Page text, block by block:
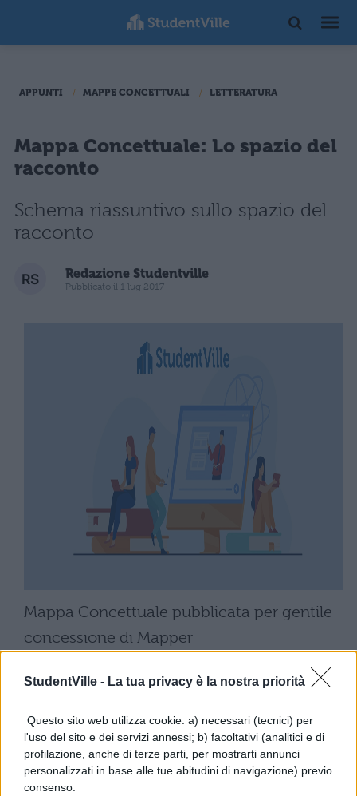
StudentVille - La tua privacy è la nostra priorità
Questo sito web utilizza cookie: a) necessari (tecnici) per
l'uso del sito e dei servizi annessi; b) facoltativi (analitici e di
profilazione, anche di terze parti, per mostrarti annunci
personalizzati in base alle tue abitudini di navigazione) previo
consenso.
APPUNTI MAPPE CONCETTUALI LETTERATURA
Mappa Concettuale: Lo spazio del
racconto
Schema riassuntivo sullo spazio del
racconto
Redazione Studentville
Pubblicato il 1 lug 2017
Mappa Concettuale pubblicata per gentile
concessione di Mapper